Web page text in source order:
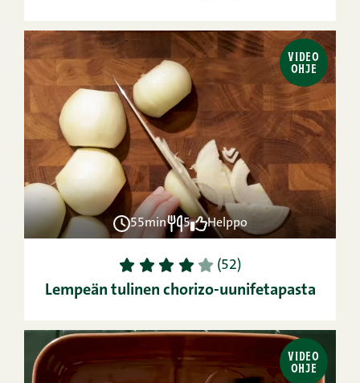
VIDEO
OHJE
55min 5 Helppo
1 2 3 4 5 (52)
Lempeän tulinen chorizo-uunifetapasta
VIDEO
OHJE